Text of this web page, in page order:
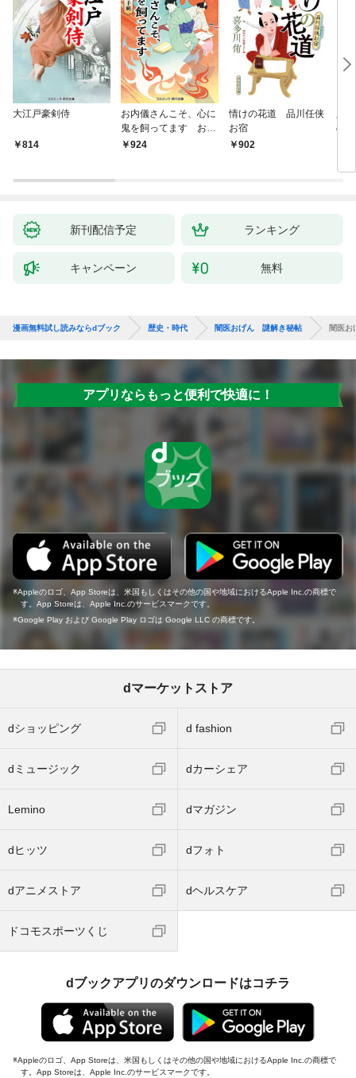
大江戸豪剣侍
814
お内儀さんこそ、心に
鬼を飼ってます おけ
いの戯作手帖
924
情けの花道 品川任侠
お宿
902
の
新刊配信予定 ランキング
キャンペーン 無料
漫画無料試し読みならdブック 歴史・時代 闇医おげん 謎解き秘帖 闇医
アプリならもっと便利で快適に！
Appleのロゴ、App Storeは、米国もしくはその他の国や地域におけるApple Inc.の商標で
す。App Storeは、Apple Inc.のサービスマークです。
Google Play および Google Play ロゴは Google LLC の商標です。
dマーケットストア
dショッピング d fashion
dミュージック dカーシェア
Lemino dマガジン
dヒッツ dフォト
dアニメストア dヘルスケア
ドコモスポーツくじ
dブックアプリのダウンロードはコチラ
Appleのロゴ、App Storeは、米国もしくはその他の国や地域におけるApple Inc.の商標で
す。App Storeは、Apple Inc.のサービスマークです。